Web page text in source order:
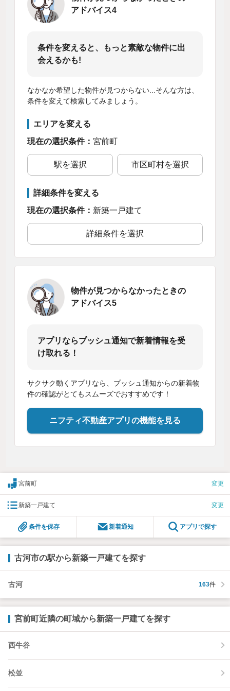
アドバイス4
条件を変えると、もっと素敵な物件に出
会えるかも!
なかなか希望した物件が見つからない...そんな方は、
条件を変えて検索してみましょう。
エリアを変える
現在の選択条件： 宮前町
駅を選択 市区町村を選択
詳細条件を変える
現在の選択条件： 新築一戸建て
詳細条件を選択
物件が見つからなかったときの
アドバイス5
アプリならプッシュ通知で新着情報を受
け取れる！
サクサク動くアプリなら、プッシュ通知からの新着物
件の確認がとてもスムーズでおすすめです！
ニフティ不動産アプリの機能を見る
宮前町 変更
新築一戸建て 変更
条件を保存 新着通知 アプリで探す
古河市の駅から新築一戸建てを探す
古河 163件
宮前町近隣の町域から新築一戸建てを探す
西牛谷
松並